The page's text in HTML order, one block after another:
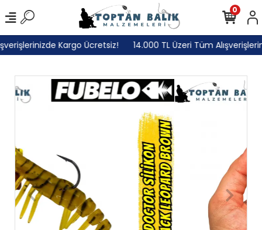
Kargo Ücretsiz! 14.000 TL Üzeri Tüm
0